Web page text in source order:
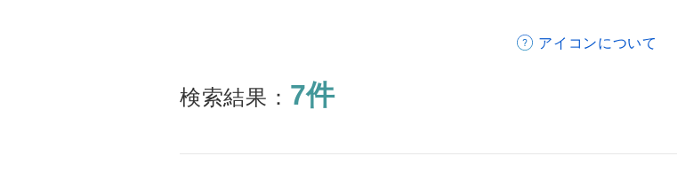
アイコンについて
検索結果： 7件